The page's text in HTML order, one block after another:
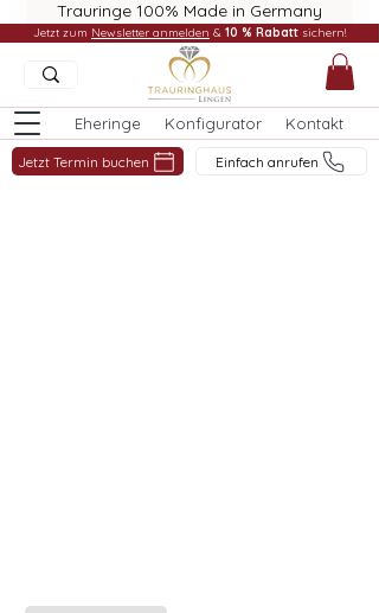
Trauringe 100% Made in Germany
Eheringe Konfigurator Kontakt
Jetzt Termin buchen Einfach anrufen
Jetzt zum Newsletter anmelden & 10 % Rabatt sichern!